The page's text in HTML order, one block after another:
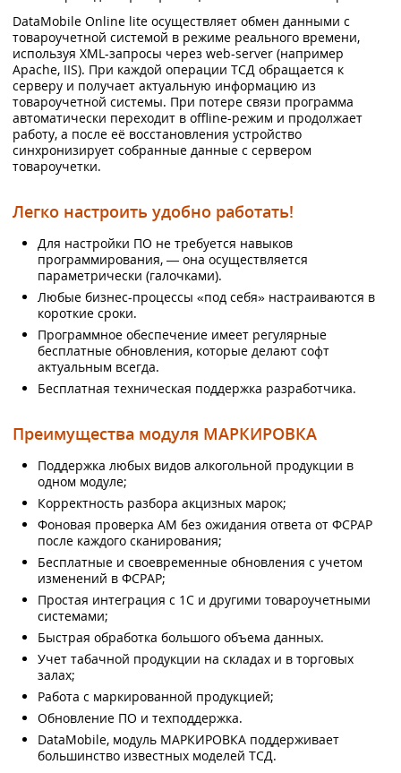
DataMobile Online lite осуществляет обмен данными с
товароучетной системой в режиме реального времени,
используя XML-запросы через web-server (например
Apache, IIS). При каждой операции ТСД обращается к
серверу и получает актуальную информацию из
товароучетной системы. При потере связи программа
автоматически переходит в offline-режим и продолжает
работу, а после её восстановления устройство
синхронизирует собранные данные с сервером
товароучетки.
Легко настроить удобно работать!
Для настройки ПО не требуется навыков
программирования, — она осуществляется
параметрически (галочками).
Любые бизнес-процессы «под себя» настраиваются в
короткие сроки.
Программное обеспечение имеет регулярные
бесплатные обновления, которые делают софт
актуальным всегда.
Бесплатная техническая поддержка разработчика.
Преимущества модуля МАРКИРОВКА
Поддержка любых видов алкогольной продукции в
одном модуле;
Корректность разбора акцизных марок;
Фоновая проверка АМ без ожидания ответа от ФСРАР
после каждого сканирования;
Бесплатные и своевременные обновления с учетом
изменений в ФСРАР;
Простая интеграция с 1С и другими товароучетными
системами;
Быстрая обработка большого объема данных.
Учет табачной продукции на складах и в торговых
залах;
Работа с маркированной продукцией;
Обновление ПО и техподдержка.
DataMobile, модуль МАРКИРОВКА поддерживает
большинство известных моделей ТСД.